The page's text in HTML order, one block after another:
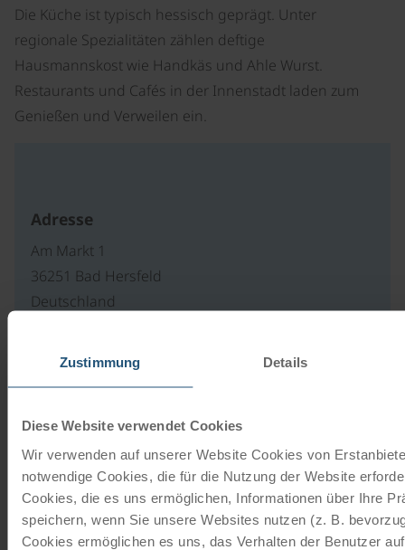
Zustimmung Details
Diese Website verwendet Cookies
Wir verwenden auf unserer Website Cookies von
notwendige Cookies, die für die Nutzung der Website
Cookies, die es uns ermöglichen, Informationen über Ihre
speichern, wenn Sie unsere Websites nutzen (z. B.
Cookies ermöglichen es uns, das Verhalten der Benutzer
Die Küche ist typisch hessisch geprägt. Unter
regionale Spezialitäten zählen deftige
Hausmannskost wie Handkäs und Ahle Wurst.
Restaurants und Cafés in der Innenstadt laden zum
Genießen und Verweilen ein.
Adresse
Am Markt 1
36251 Bad Hersfeld
Deutschland
Zur Webseite
Unsere Reisekataloge
Radreisen, Kreuzfahrten und
Radkreuzfahrten